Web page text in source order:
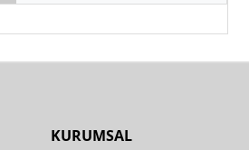
KURUMSAL